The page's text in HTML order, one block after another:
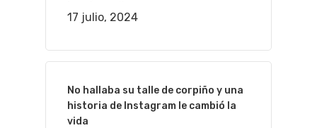
17 julio, 2024
No hallaba su talle de corpiño y una
historia de Instagram le cambió la
vida